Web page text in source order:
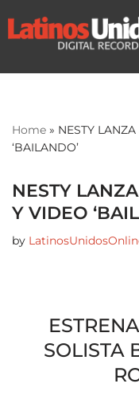
Skip
Home » NESTY
‘BAILANDO’
NESTY
Y VIDEO
by
SOLISTA